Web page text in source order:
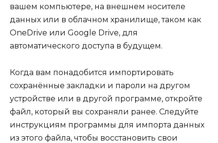
вашем компьютере, на внешнем носителе
данных или в облачном хранилище, таком как
OneDrive или Google Drive, для
автоматического доступа в будущем.
Когда вам понадобится импортировать
сохранённые закладки и пароли на другом
устройстве или в другой программе, откройте
файл, который вы сохраняли ранее. Следуйте
инструкциям программы для импорта данных
из этого файла, чтобы восстановить свои